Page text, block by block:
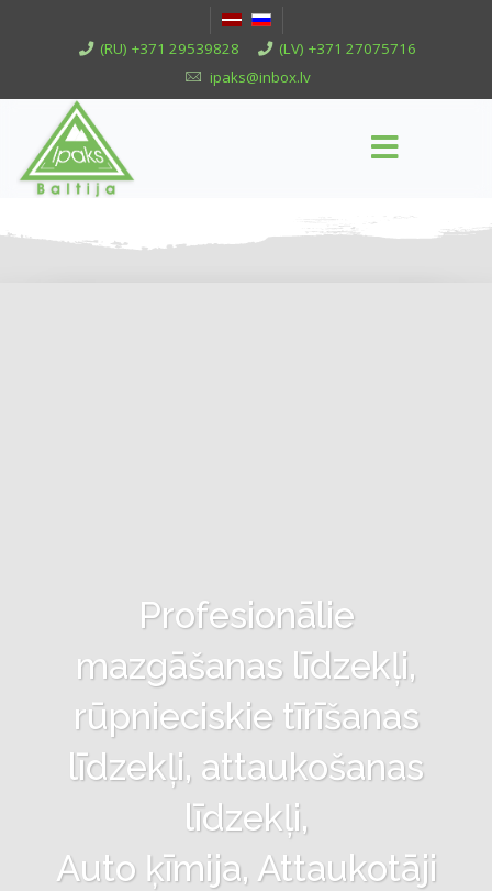
(RU) +371 29539828
(LV) +371 27075716
ipaks@inbox.lv
Profesionālie
mazgāšanas līdzekļi,
rūpnieciskie tīrīšanas
līdzekļi, attaukošanas
līdzekļi,
Auto ķīmija, Attaukotāji